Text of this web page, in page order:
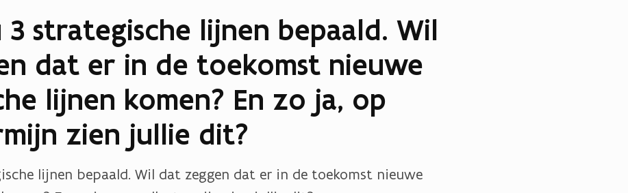
3 strategische lijnen bepaald. Wil
dat er in de toekomst nieuwe
lijnen komen? En zo ja, op
zien jullie dit?
lijnen bepaald. Wil dat zeggen dat er in de toekomst nieuwe